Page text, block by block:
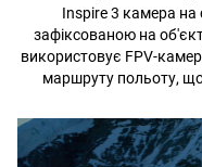
Inspire 3 камера на
зафіксованою на
використовує FPV-
маршруту польоту,